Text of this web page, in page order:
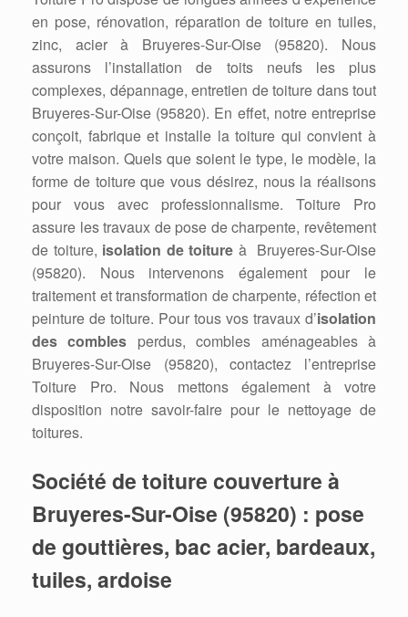
en pose, rénovation, réparation de toiture en tuiles,
zinc, acier à Bruyeres-Sur-Oise (95820). Nous
assurons l’installation de toits neufs les plus
complexes, dépannage, entretien de toiture dans tout
Bruyeres-Sur-Oise (95820). En effet, notre entreprise
conçoit, fabrique et installe la toiture qui convient à
votre maison. Quels que soient le type, le modèle, la
forme de toiture que vous désirez, nous la réalisons
pour vous avec professionnalisme. Toiture Pro
assure les travaux de pose de charpente, revêtement
de toiture, isolation de toiture à Bruyeres-Sur-Oise
(95820). Nous intervenons également pour le
traitement et transformation de charpente, réfection et
peinture de toiture. Pour tous vos travaux d’isolation
des combles perdus, combles aménageables à
Bruyeres-Sur-Oise (95820), contactez l’entreprise
Toiture Pro. Nous mettons également à votre
disposition notre savoir-faire pour le nettoyage de
toitures.
Société de toiture couverture à
Bruyeres-Sur-Oise (95820) : pose
de gouttières, bac acier, bardeaux,
tuiles, ardoise